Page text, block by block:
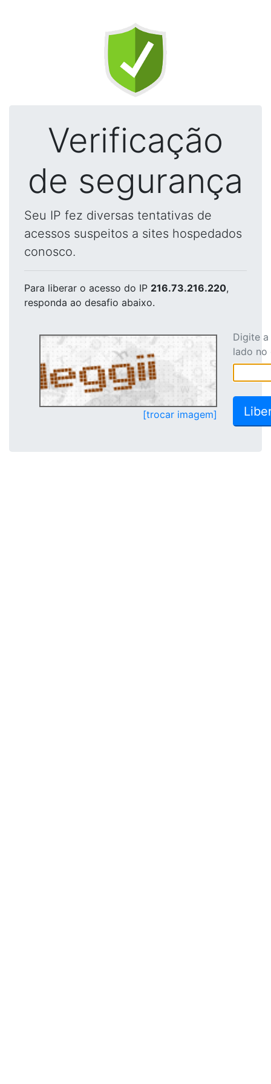
Verificação
de segurança
Seu IP fez diversas tentativas de
acessos suspeitos a sites hospedados
conosco.
Para liberar o acesso do IP 216.73.216.220,
responda ao desafio abaixo.
[trocar imagem]
Digite
lado no